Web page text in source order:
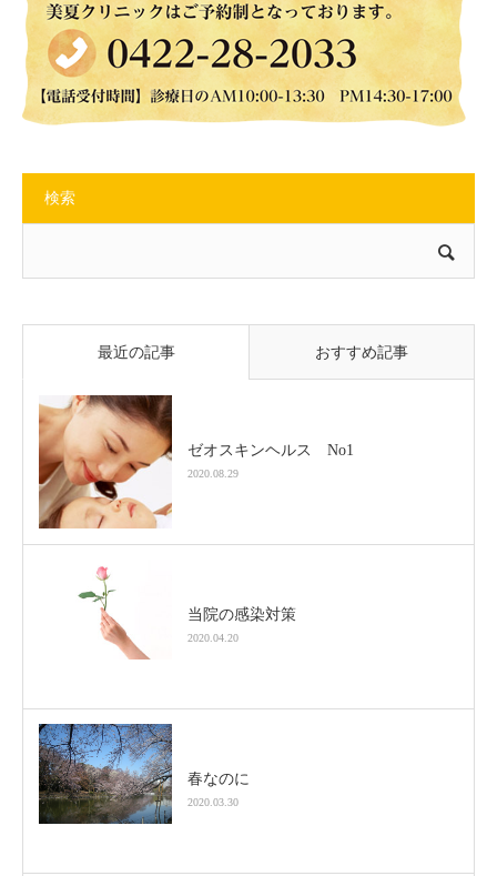
検索
最近の記事 おすすめ記事
ゼオスキンヘルス No1
2020.08.29
当院の感染対策
2020.04.20
春なのに
2020.03.30